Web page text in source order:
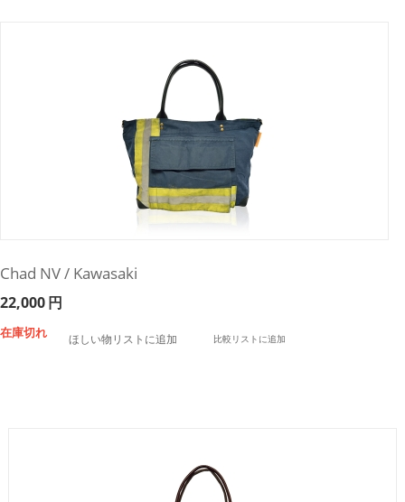
Chad NV / Kawasaki
22,000円
在庫切れ ほしい物リストに追加 比較リストに追加